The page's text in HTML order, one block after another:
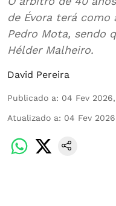
de Évora terá como
Pedro Mota, sendo
Hélder Malheiro.
David Pereira
Publicado a: 04 Fev 2026,
Atualizado a: 04 Fev